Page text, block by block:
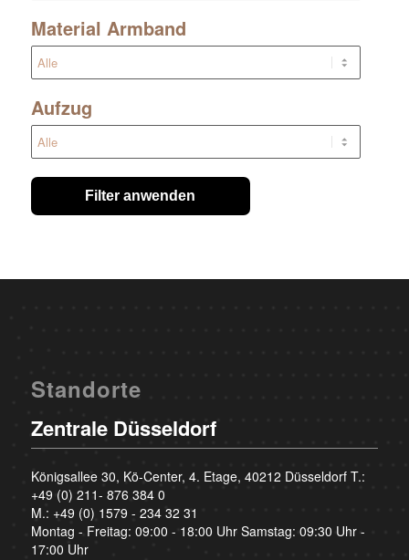
Material Armband
Aufzug
Filter anwenden
Standorte
Zentrale Düsseldorf
Königsallee 30, Kö-Center, 4. Etage, 40212 Düsseldorf T.:
+49 (0) 211- 876 384 0
M.: +49 (0) 1579 - 234 32 31
Montag - Freitag: 09:00 - 18:00 Uhr Samstag: 09:30 Uhr -
17:00 Uhr